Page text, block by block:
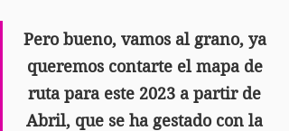
Pero bueno, vamos al grano, ya
queremos contarte el mapa de
ruta para este 2023 a partir de
Abril, que se ha gestado con la